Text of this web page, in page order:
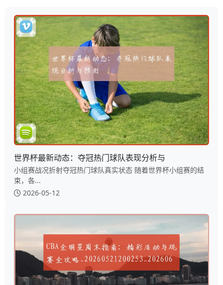
世界杯最新动态：夺冠热门球队表现分析与
小组赛战况折射夺冠热门球队真实状态 随着世界杯小组赛的结
束，各...
2026-05-12